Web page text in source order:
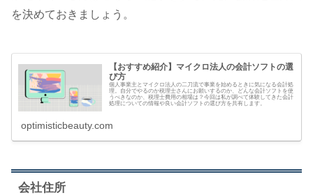
を決めておきましょう。
【おすすめ紹介】マイクロ法人の会計ソフトの選
び方
個人事業主とマイクロ法人の二刀流で事業を始めるときに気になる会計処
理。自分でやるのか税理士さんにお願いするのか、どんな会計ソフトを使
うべきなのか、税理士費用の相場は？今回は私が調べて体験してきた会計
処理についての情報や良い会計ソフトの選び方を共有します。
optimisticbeauty.com
会社住所